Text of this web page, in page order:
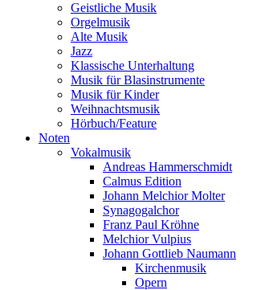
Geistliche Musik
Orgelmusik
Alte Musik
Jazz
Klassische Unterhaltung
Musik für Blasinstrumente
Musik für Kinder
Weihnachtsmusik
Hörbuch/Feature
Noten
Vokalmusik
Andreas Hammerschmidt
Calmus Edition
Johann Melchior Molter
Synagogalchor
Franz Paul Kröhne
Melchior Vulpius
Johann Gottlieb Naumann
Kirchenmusik
Opern